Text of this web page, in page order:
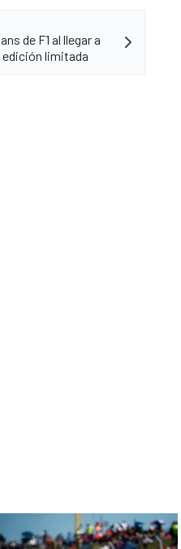
de F1 al llegar a
edición limitada